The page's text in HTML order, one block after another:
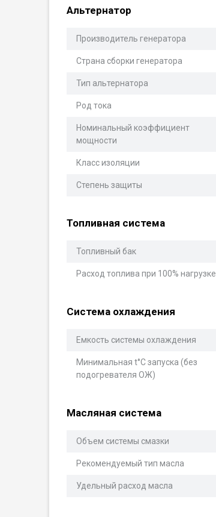
Альтернатор
Производитель генератора
Страна сборки генератора
Тип альтернатора
Род тока
Номинальный коэффициент
мощности
Класс изоляции
Степень защиты
Топливная система
Топливный бак
Расход топлива при 100% нагрузке
Система охлаждения
Емкость системы охлаждения
Минимальная t°С запуска (без
подогревателя ОЖ)
Масляная система
Объем системы смазки
Рекомендуемый тип масла
Удельный расход масла